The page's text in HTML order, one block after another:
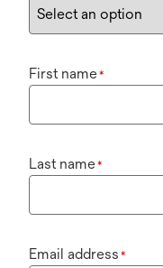
First name*
Last name*
Email address *